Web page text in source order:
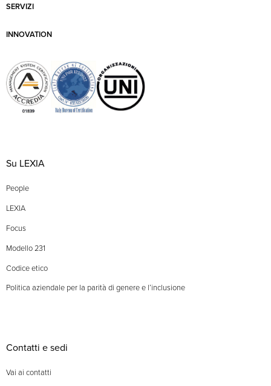
SERVIZI
INNOVATION
Su LEXIA
People
LEXIA
Focus
Modello 231
Codice etico
Politica aziendale per la parità di genere e l’inclusione
Contatti e sedi
Vai ai contatti